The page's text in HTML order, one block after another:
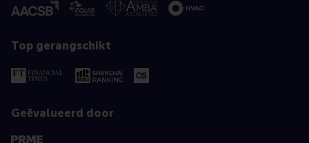
Top gerangschikt
Geëvalueerd door